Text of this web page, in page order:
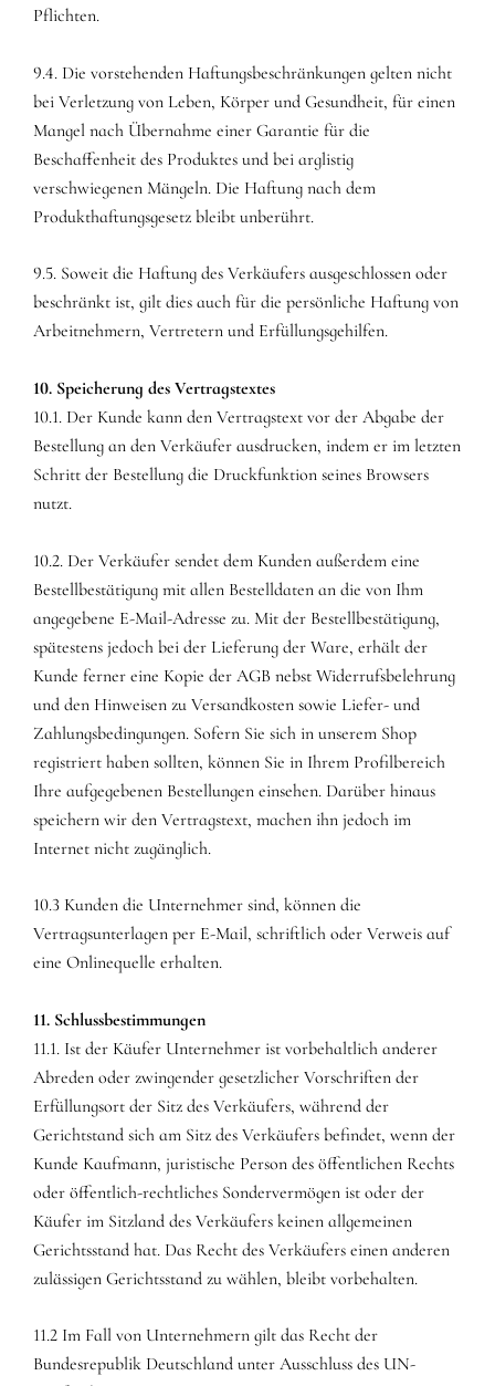
Pflichten.
9.4. Die vorstehenden Haftungsbeschränkungen gelten nicht
bei Verletzung von Leben, Körper und Gesundheit, für einen
Mangel nach Übernahme einer Garantie für die
Beschaffenheit des Produktes und bei arglistig
verschwiegenen Mängeln. Die Haftung nach dem
Produkthaftungsgesetz bleibt unberührt.
9.5. Soweit die Haftung des Verkäufers ausgeschlossen oder
beschränkt ist, gilt dies auch für die persönliche Haftung von
Arbeitnehmern, Vertretern und Erfüllungsgehilfen.
10. Speicherung des Vertragstextes
10.1. Der Kunde kann den Vertragstext vor der Abgabe der
Bestellung an den Verkäufer ausdrucken, indem er im letzten
Schritt der Bestellung die Druckfunktion seines Browsers
nutzt.
10.2. Der Verkäufer sendet dem Kunden außerdem eine
Bestellbestätigung mit allen Bestelldaten an die von Ihm
angegebene E-Mail-Adresse zu. Mit der Bestellbestätigung,
spätestens jedoch bei der Lieferung der Ware, erhält der
Kunde ferner eine Kopie der AGB nebst Widerrufsbelehrung
und den Hinweisen zu Versandkosten sowie Liefer- und
Zahlungsbedingungen. Sofern Sie sich in unserem Shop
registriert haben sollten, können Sie in Ihrem Profilbereich
Ihre aufgegebenen Bestellungen einsehen. Darüber hinaus
speichern wir den Vertragstext, machen ihn jedoch im
Internet nicht zugänglich.
10.3 Kunden die Unternehmer sind, können die
Vertragsunterlagen per E-Mail, schriftlich oder Verweis auf
eine Onlinequelle erhalten.
11. Schlussbestimmungen
11.1. Ist der Käufer Unternehmer ist vorbehaltlich anderer
Abreden oder zwingender gesetzlicher Vorschriften der
Erfüllungsort der Sitz des Verkäufers, während der
Gerichtstand sich am Sitz des Verkäufers befindet, wenn der
Kunde Kaufmann, juristische Person des öffentlichen Rechts
oder öffentlich-rechtliches Sondervermögen ist oder der
Käufer im Sitzland des Verkäufers keinen allgemeinen
Gerichtsstand hat. Das Recht des Verkäufers einen anderen
zulässigen Gerichtsstand zu wählen, bleibt vorbehalten.
11.2 Im Fall von Unternehmern gilt das Recht der
Bundesrepublik Deutschland unter Ausschluss des UN-